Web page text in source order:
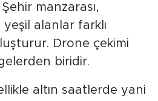
manzarası,
alanlar farklı
Drone çekimi
biridir.
altın saatlerde yani